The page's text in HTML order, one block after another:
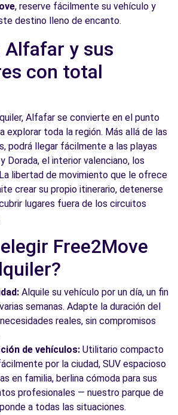
- S&YOU VALENCIA - Tres
38
- AUTODISA - Valencia (C)5.6 km
Montañana, 14
km
46023
todas las agencias
, reserve fácilmente su vehículo y
destino lleno de encanto.
Alfafar y sus
con total
Alfafar se convierte en el punto
explorar toda la región. Más allá de las
podrá llegar fácilmente a las playas
Dorada, el interior valenciano, los
libertad de movimiento que le ofrece
crear su propio itinerario, detenerse
lugares fuera de los circuitos
Free2Move
Alquile su vehículo por un día, un fin
semanas. Adapte la duración del
reales, sin compromisos
de vehículos: Utilitario compacto
por la ciudad, SUV espacioso
en familia, berlina cómoda para sus
profesionales — nuestro parque de
a todas las situaciones.